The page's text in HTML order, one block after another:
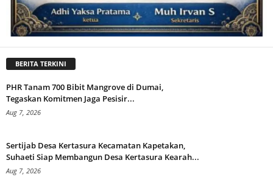
BERITA TERKINI
PHR Tanam 700 Bibit Mangrove di Dumai,
Tegaskan Komitmen Jaga Pesisir...
Aug 7, 2026
Sertijab Desa Kertasura Kecamatan Kapetakan,
Suhaeti Siap Membangun Desa Kertasura Kearah...
Aug 7, 2026